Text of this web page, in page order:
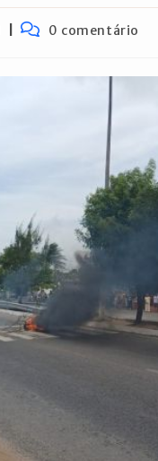
Comentários
0 comentário